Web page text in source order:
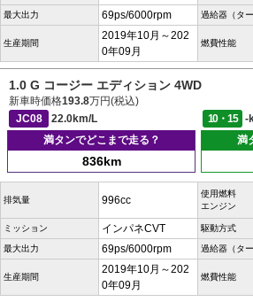
最大出力 69ps/6000rpm 過給器（ター
生産期間
2019年10月～202
0年09月
燃費性能
1.0 G コージー エディション 4WD
新車時価格193.8万円(税込)
JC08
22.0km/L 10・15
-
満タンでどこまで走る？
836km
満
排気量 996cc
使用燃料
エンジン
ミッション インパネCVT 駆動方式
最大出力 69ps/6000rpm 過給器（ター
生産期間
2019年10月～202
0年09月
燃費性能